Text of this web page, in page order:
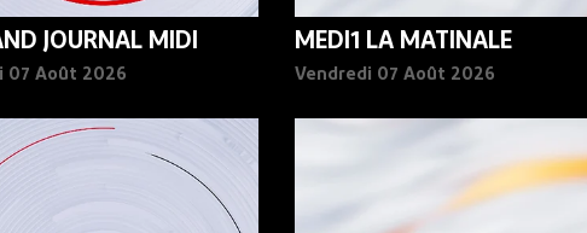
JOURNAL MIDI
07 Août 2026
MEDI1 LA MATINALE
Vendredi 07 Août 2026